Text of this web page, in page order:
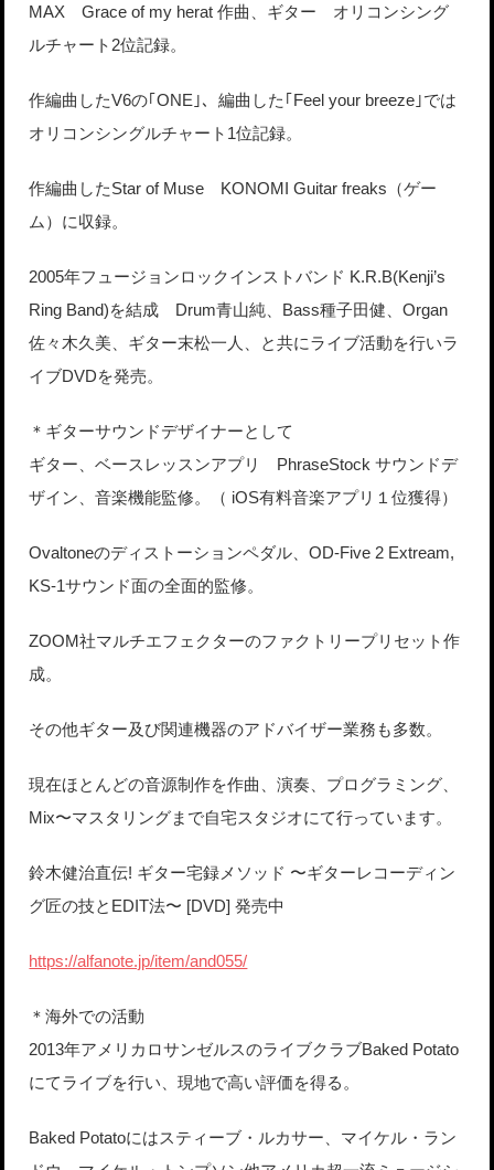
MAX Grace of my herat 作曲、ギター オリコンシング
ルチャート2位記録。
作編曲したV6の｢ONE｣、編曲した｢Feel your breeze｣では
オリコンシングルチャート1位記録。
作編曲したStar of Muse KONOMI Guitar freaks（ゲー
ム）に収録。
2005年フュージョンロックインストバンド K.R.B(Kenji’s
Ring Band)を結成 Drum青山純、Bass種子田健、Organ
佐々木久美、ギター末松一人、と共にライブ活動を行いラ
イブDVDを発売。
＊ギターサウンドデザイナーとして
ギター、ベースレッスンアプリ PhraseStock サウンドデ
ザイン、音楽機能監修。（ iOS有料音楽アプリ１位獲得）
Ovaltoneのディストーションペダル、OD-Five 2 Extream,
KS-1サウンド面の全面的監修。
ZOOM社マルチエフェクターのファクトリープリセット作
成。
その他ギター及び関連機器のアドバイザー業務も多数。
現在ほとんどの音源制作を作曲、演奏、プログラミング、
Mix〜マスタリングまで自宅スタジオにて行っています。
鈴木健治直伝! ギター宅録メソッド 〜ギターレコーディン
グ匠の技とEDIT法〜 [DVD] 発売中
https://alfanote.jp/item/and055/
＊海外での活動
2013年アメリカロサンゼルスのライブクラブBaked Potato
にてライブを行い、現地で高い評価を得る。
Baked Potatoにはスティーブ・ルカサー、マイケル・ラン